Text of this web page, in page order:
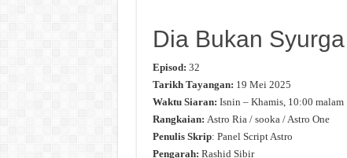
Dia Bukan Syurga
Episod: 32
Tarikh Tayangan: 19 Mei 2025
Waktu Siaran: Isnin – Khamis, 10:00 malam
Rangkaian: Astro Ria / sooka / Astro One
Penulis Skrip: Panel Script Astro
Pengarah: Rashid Sibir